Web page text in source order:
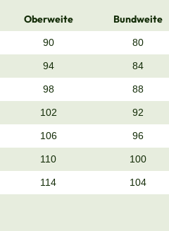
Oberweite
Bundweite
90 80
94 84
98 88
102 92
106 96
110 100
114 104